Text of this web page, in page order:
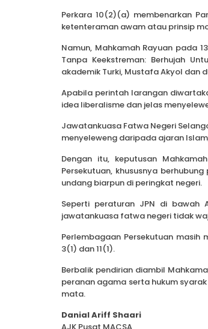
Perkara 10(2)(a) membenarkan
ketenteraman awam atau prinsip
Namun, Mahkamah Rayuan pada
Tanpa Keekstreman: Berhujah
akademik Turki, Mustafa Akyol dan
Apabila perintah larangan
idea liberalisme dan jelas
Jawatankuasa Fatwa Negeri
menyeleweng daripada ajaran
Dengan itu, keputusan
Persekutuan, khususnya
undang biarpun di peringkat negeri.
Seperti peraturan JPN di bawah
jawatankuasa fatwa negeri tidak
Perlembagaan Persekutuan
3(1) dan 11(1).
Berbalik pendirian diambil
peranan agama serta hukum
mata.
Danial Ariff Shaari
AJK Pusat MACSA